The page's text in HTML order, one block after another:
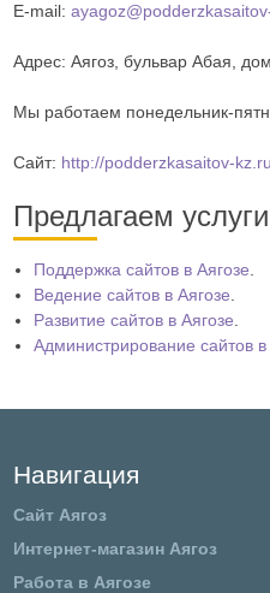
E-mail:
Адрес: Аягоз, бульвар Абая,
Мы работаем понедельник-
Сайт: http://podderzkasaitov-
Предлагаем услуги
Поддержка сайтов в Аягозе.
Ведение сайтов в Аягозе.
Развитие сайтов в Аягозе.
Администрирование сайтов в
Навигация
Сайт Аягоз
Интернет-магазин Аягоз
Работа в Аягозе